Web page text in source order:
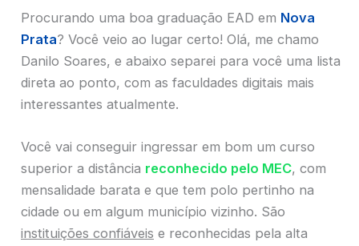
Procurando uma boa graduação EAD em Nova
Prata? Você veio ao lugar certo! Olá, me chamo
Danilo Soares, e abaixo separei para você uma lista
direta ao ponto, com as faculdades digitais mais
interessantes atualmente.
Você vai conseguir ingressar em bom um curso
superior a distância reconhecido pelo MEC, com
mensalidade barata e que tem polo pertinho na
cidade ou em algum município vizinho. São
instituições confiáveis e reconhecidas pela alta